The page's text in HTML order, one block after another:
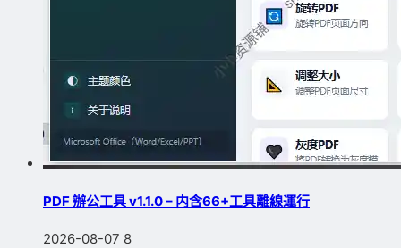
PDF 辦公工具 v1.1.0 – 内含66+工具離線運行
2026-08-07 8